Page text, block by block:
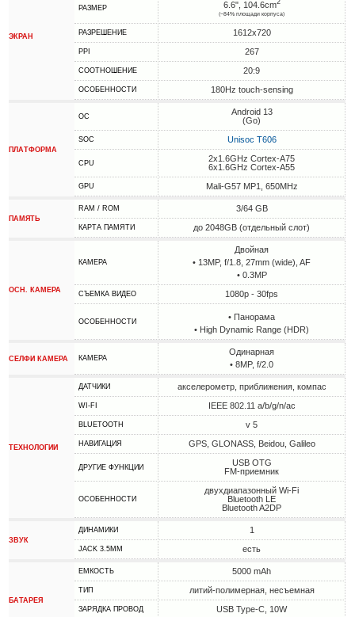
ЭКРАН
РАЗМЕР 6.6", 104.6cm2
(~84% площади корпуса)
РАЗРЕШЕНИЕ 1612x720
PPI 267
СООТНОШЕНИЕ 20:9
ОСОБЕННОСТИ 180Hz touch-sensing
ПЛАТФОРМА
ОС
Android 13
(Go)
SOC Unisoc T606
CPU
2x1.6GHz Cortex-A75
6x1.6GHz Cortex-A55
GPU Mali-G57 MP1, 650MHz
ПАМЯТЬ
RAM / ROM 3/64 GB
КАРТА ПАМЯТИ до 2048GB (отдельный слот)
ОСН. КАМЕРА
КАМЕРА
Двойная
• 13MP, f/1.8, 27mm (wide), AF
• 0.3MP
СЪЕМКА ВИДЕО 1080p - 30fps
ОСОБЕННОСТИ
• Панорама
• High Dynamic Range (HDR)
СЕЛФИ КАМЕРА КАМЕРА
Одинарная
• 8MP, f/2.0
ТЕХНОЛОГИИ
ДАТЧИКИ акселерометр, приближения, компас
WI-FI IEEE 802.11 a/b/g/n/ac
BLUETOOTH v 5
НАВИГАЦИЯ GPS, GLONASS, Beidou, Galileo
ДРУГИЕ ФУНКЦИИ
USB OTG
FM-приемник
ОСОБЕННОСТИ
двухдиапазонный Wi-Fi
Bluetooth LE
Bluetooth A2DP
ЗВУК
ДИНАМИКИ 1
JACK 3.5MM есть
БАТАРЕЯ
ЕМКОСТЬ 5000 mAh
ТИП литий-полимерная, несъемная
ЗАРЯДКА ПРОВОД USB Type-C, 10W